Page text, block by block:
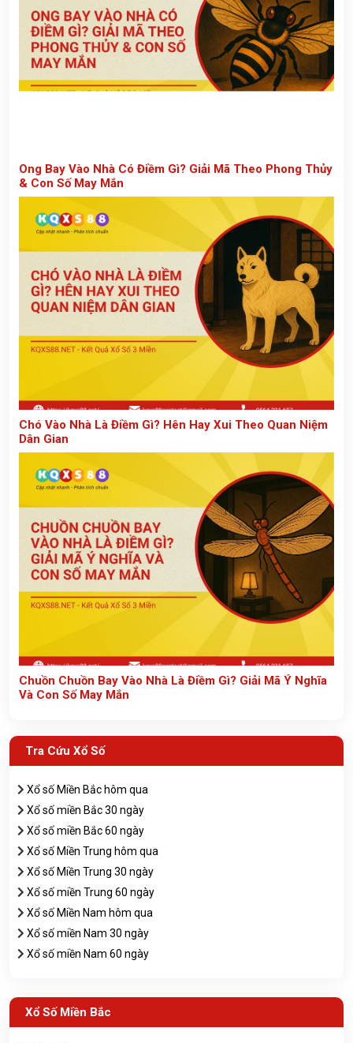
Ong Bay Vào Nhà Có Điềm Gì? Giải Mã Theo Phong Thủy
& Con Số May Mắn
Chó Vào Nhà Là Điềm Gì? Hên Hay Xui Theo Quan Niệm
Dân Gian
Chuồn Chuồn Bay Vào Nhà Là Điềm Gì? Giải Mã Ý Nghĩa
Và Con Số May Mắn
Xổ Số Miền Bắc
Tra Cứu Xổ Số
Xổ số Miền Bắc hôm qua
Xổ số miền Bắc 30 ngày
Xổ số miền Bắc 60 ngày
Xổ số Miền Trung hôm qua
Xổ số Miền Trung 30 ngày
Xổ số miền Trung 60 ngày
Xổ số Miền Nam hôm qua
Xổ số miền Nam 30 ngày
Xổ số miền Nam 60 ngày